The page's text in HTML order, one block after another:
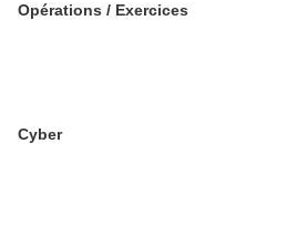
Opérations / Exercices
Cyber